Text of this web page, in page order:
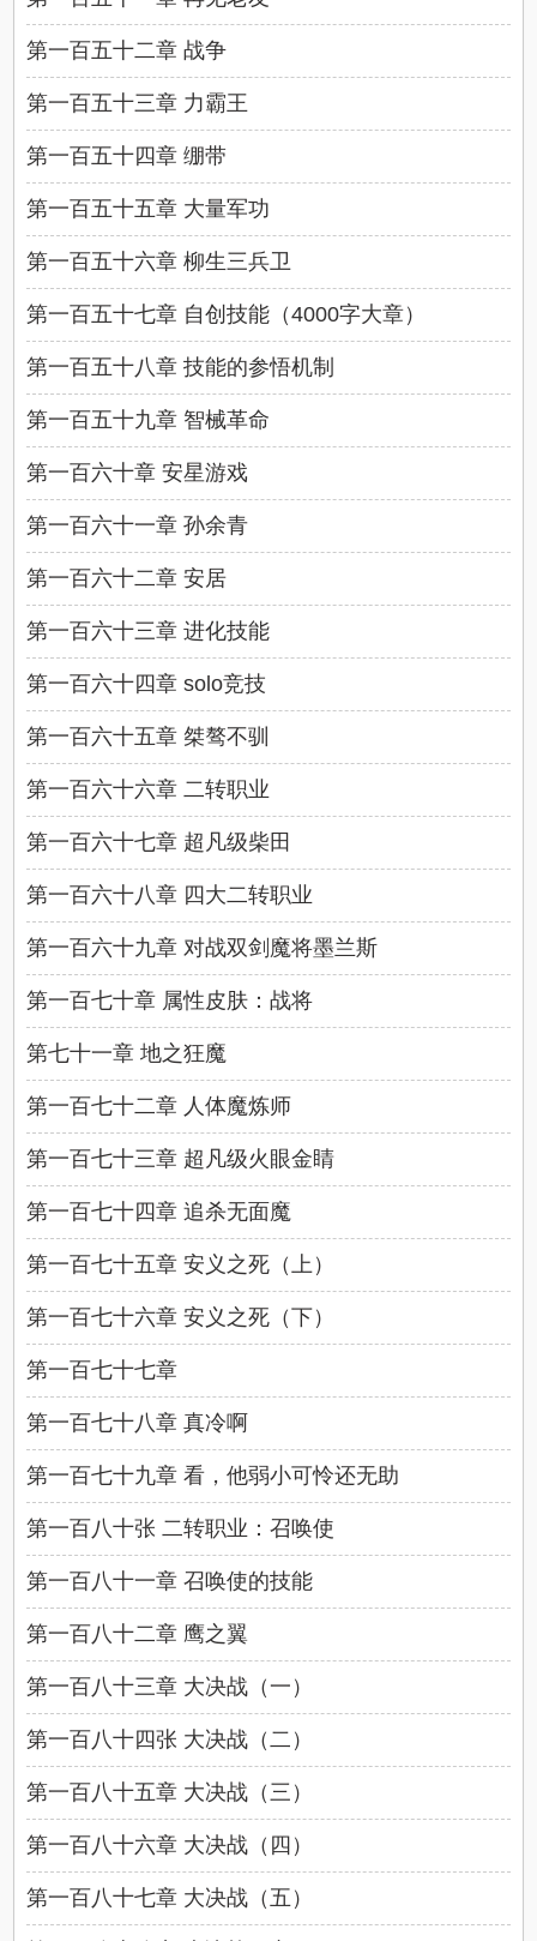
第一百五十二章 战争
第一百五十三章 力霸王
第一百五十四章 绷带
第一百五十五章 大量军功
第一百五十六章 柳生三兵卫
第一百五十七章 自创技能（4000字大章）
第一百五十八章 技能的参悟机制
第一百五十九章 智械革命
第一百六十章 安星游戏
第一百六十一章 孙余青
第一百六十二章 安居
第一百六十三章 进化技能
第一百六十四章 solo竞技
第一百六十五章 桀骜不驯
第一百六十六章 二转职业
第一百六十七章 超凡级柴田
第一百六十八章 四大二转职业
第一百六十九章 对战双剑魔将墨兰斯
第一百七十章 属性皮肤：战将
第七十一章 地之狂魔
第一百七十二章 人体魔炼师
第一百七十三章 超凡级火眼金睛
第一百七十四章 追杀无面魔
第一百七十五章 安义之死（上）
第一百七十六章 安义之死（下）
第一百七十七章
第一百七十八章 真冷啊
第一百七十九章 看，他弱小可怜还无助
第一百八十张 二转职业：召唤使
第一百八十一章 召唤使的技能
第一百八十二章 鹰之翼
第一百八十三章 大决战（一）
第一百八十四张 大决战（二）
第一百八十五章 大决战（三）
第一百八十六章 大决战（四）
第一百八十七章 大决战（五）